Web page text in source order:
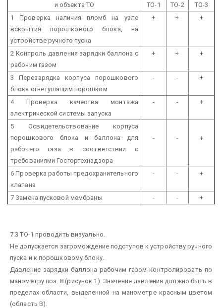
и объекта ТО
ТО-1 ТО-2
ТО-3
1 Проверка наличия пломб на узле
вскрытия порошкового блока, на
устройстве ручного пуска
+ + +
2 Контроль давления зарядки баллона с
рабочим газом
+ + +
3 Перезарядка корпуса порошкового
блока огнетушащим порошком
- - +
4 Проверка качества монтажа
электрической системы запуска
- - +
5 Освидетельствование корпуса
порошкового блока и баллона для
рабочего газа в соответствии с
требованиями Госгортехнадзора
- - +
6 Проверка работы предохранительного
клапана
- - +
7 Замена пусковой мембраны - - +
7.3 ТО-1 проводить визуально.
Не допускается загромождение подступов к устройству ручного
пуска и к порошковому блоку.
Давление зарядки баллона рабочим газом контролировать по
манометру поз. 8 (рисунок 1). Значение давления должно быть в
пределах области, выделенной на манометре красным цветом
(область В).